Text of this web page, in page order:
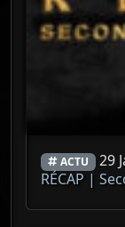
ACTU 29
RÉCAP |